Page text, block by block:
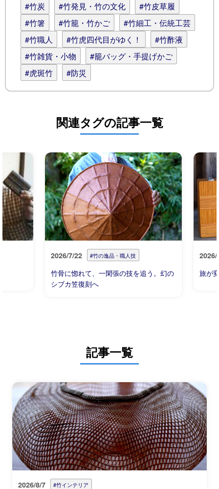
#竹炭
#竹発見・竹の文化
#竹皮草履
#竹箸
#竹籠・竹かご
#竹細工・伝統工芸
#竹職人
#竹虎四代目がゆく！
#竹酢液
#竹雑貨・小物
#籠バッグ・手提げかご
#虎斑竹
#防災
関連タグの記事一覧
2026/7/22 #竹の逸品・職人技
竹骨に惚れて、一閑張の技を追う。幻の
シブカ笠復刻へ
2026/
旅が
記事一覧
2026/8/7 #竹インテリア